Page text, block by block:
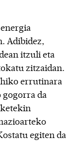
Adibidez,
itzuli eta
zitzaidan.
errutinara
gogorra da
egiten da